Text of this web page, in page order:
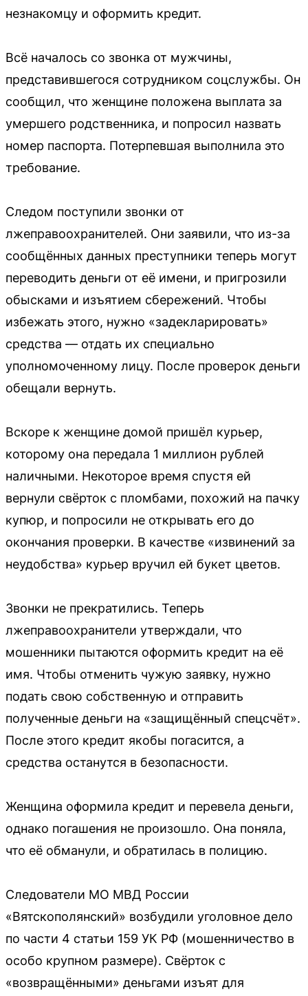
незнакомцу и оформить кредит.
Всё началось со звонка от мужчины,
представившегося сотрудником соцслужбы. Он
сообщил, что женщине положена выплата за
умершего родственника, и попросил назвать
номер паспорта. Потерпевшая выполнила это
требование.
Следом поступили звонки от
лжеправоохранителей. Они заявили, что из-за
сообщённых данных преступники теперь могут
переводить деньги от её имени, и пригрозили
обысками и изъятием сбережений. Чтобы
избежать этого, нужно «задекларировать»
средства — отдать их специально
уполномоченному лицу. После проверок деньги
обещали вернуть.
Вскоре к женщине домой пришёл курьер,
которому она передала 1 миллион рублей
наличными. Некоторое время спустя ей
вернули свёрток с пломбами, похожий на пачку
купюр, и попросили не открывать его до
окончания проверки. В качестве «извинений за
неудобства» курьер вручил ей букет цветов.
Звонки не прекратились. Теперь
лжеправоохранители утверждали, что
мошенники пытаются оформить кредит на её
имя. Чтобы отменить чужую заявку, нужно
подать свою собственную и отправить
полученные деньги на «защищённый спецсчёт».
После этого кредит якобы погасится, а
средства останутся в безопасности.
Женщина оформила кредит и перевела деньги,
однако погашения не произошло. Она поняла,
что её обманули, и обратилась в полицию.
Следователи МО МВД России
«Вятскополянский» возбудили уголовное дело
по части 4 статьи 159 УК РФ (мошенничество в
особо крупном размере). Свёрток с
«возвращёнными» деньгами изъят для